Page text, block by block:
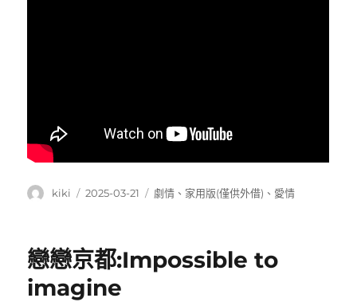
作
kiki
發
2025-03-21
分
劇情 、 家用版(僅供外借) 、 愛情
戀戀京都:Impossible to
imagine